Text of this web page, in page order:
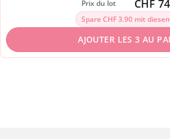
Prix du lot CHF
Spare CHF 3.90 mit
AJOUTER LES 3 AU